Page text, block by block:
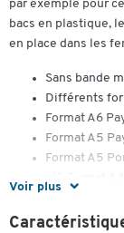
Voir plus
par exemple pour
bacs en plastique,
en place dans les
Sans bande
Différents
Format A6
Format A5
Format A5
1/3 Format
Format A4